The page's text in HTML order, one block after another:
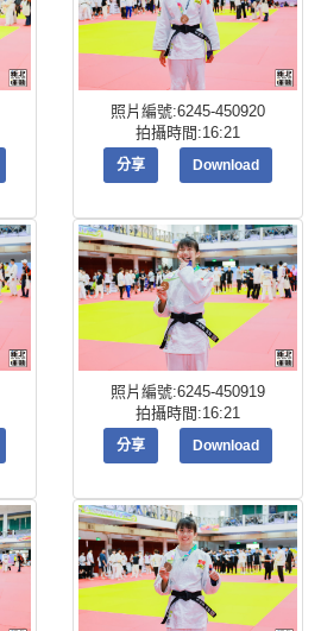
照片編號:6245-450920
拍攝時間:16:21
分享 Download
照片編號:6245-450919
拍攝時間:16:21
分享 Download